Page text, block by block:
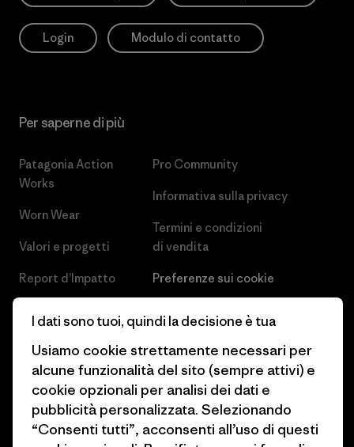
Login Modulo di contatto
Per saperne di più
Patagonia Action
Works
Worn Wear
Valori e progetti
Report d’Impatto
Obiettivi climatici
1% For The Planet
Come finanziamo
Buoni regalo
Pro Community
Informativa sulla privacy
Termini e condizioni
di vendita
Preferenze sui cookie
Industry program
Programma di affiliazione
Patagonia Svizzera Mappa del
I dati sono tuoi, quindi la decisione è tua
Usiamo cookie strettamente necessari per
alcune funzionalità del sito (sempre attivi) e
cookie opzionali per analisi dei dati e
pubblicità personalizzata. Selezionando
“Consenti tutti”, acconsenti all’uso di questi